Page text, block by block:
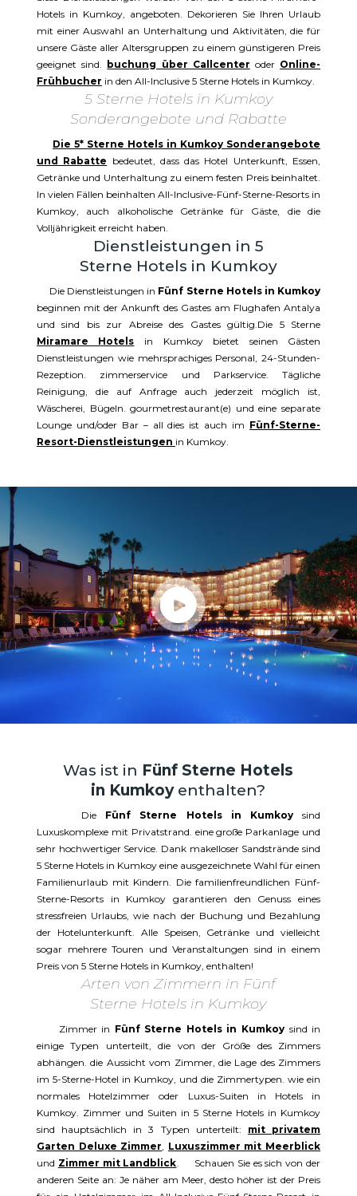
Hotels in Kumkoy, angeboten. Dekorieren Sie Ihren Urlaub
mit einer Auswahl an Unterhaltung und Aktivitäten, die für
unsere Gäste aller Altersgruppen zu einem günstigeren Preis
geeignet sind.
buchung über Callcenter oder Online-
Frühbucher in den All-Inclusive 5 Sterne Hotels in Kumkoy.
5 Sterne Hotels in Kumkoy
Sonderangebote und Rabatte
Die 5* Sterne Hotels in Kumkoy Sonderangebote
und Rabatte bedeutet, dass das Hotel Unterkunft, Essen,
Getränke und Unterhaltung zu einem festen Preis beinhaltet.
In vielen Fällen beinhalten All-Inclusive-Fünf-Sterne-Resorts in
Kumkoy, auch alkoholische Getränke für Gäste, die die
Volljährigkeit erreicht haben.
Dienstleistungen in 5
Sterne Hotels in Kumkoy
Die Dienstleistungen in Fünf Sterne Hotels in Kumkoy
beginnen mit der Ankunft des Gastes am Flughafen Antalya
und sind bis zur Abreise des Gastes gültig.Die 5 Sterne
Miramare Hotels in Kumkoy bietet seinen Gästen
Dienstleistungen wie mehrsprachiges Personal, 24-Stunden-
Rezeption. zimmerservice und Parkservice. Tägliche
Reinigung, die auf Anfrage auch jederzeit möglich ist,
Wäscherei, Bügeln. gourmetrestaurant(e) und eine separate
Lounge und/oder Bar – all dies ist auch im Fünf-Sterne-
Resort-Dienstleistungen in Kumkoy.
Was ist in Fünf Sterne Hotels
in Kumkoy enthalten?
Die Fünf Sterne Hotels in Kumkoysind
Luxuskomplexe mit Privatstrand. eine große Parkanlage und
sehr hochwertiger Service. Dank makelloser Sandstrände sind
5 Sterne Hotels in Kumkoy eine ausgezeichnete Wahl für einen
Familienurlaub mit Kindern. Die familienfreundlichen Fünf-
Sterne-Resorts in Kumkoy garantieren den Genuss eines
stressfreien Urlaubs, wie nach der Buchung und Bezahlung
der Hotelunterkunft. Alle Speisen, Getränke und vielleicht
sogar mehrere Touren und Veranstaltungen sind in einem
Preis von 5 Sterne Hotels in Kumkoy, enthalten!
Arten von Zimmern in Fünf
Sterne Hotels in Kumkoy
Zimmer in Fünf Sterne Hotels in Kumkoy sind in
einige Typen unterteilt, die von der Größe des Zimmers
abhängen. die Aussicht vom Zimmer, die Lage des Zimmers
im 5-Sterne-Hotel in Kumkoy, und die Zimmertypen. wie ein
normales Hotelzimmer oder Luxus-Suiten in Hotels in
Kumkoy. Zimmer und Suiten in 5 Sterne Hotels in Kumkoy
sind hauptsächlich in 3 Typen unterteilt: mit privatem
Garten Deluxe Zimmer, Luxuszimmer mit Meerblick
und Zimmer mit Landblick. Schauen Sie es sich von der
anderen Seite an: Je näher am Meer, desto höher ist der Preis